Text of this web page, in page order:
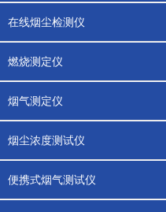
在线烟尘检测仪
燃烧测定仪
烟气测定仪
烟尘浓度测试仪
便携式烟气测试仪